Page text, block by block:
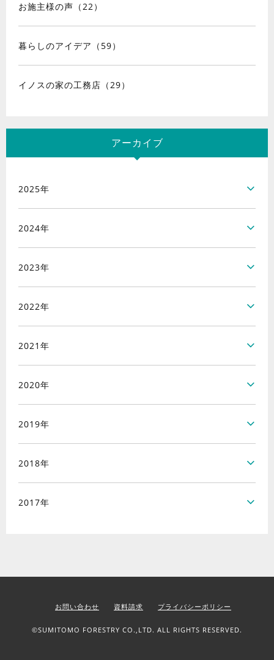
お施主様の声（22）
暮らしのアイデア（59）
イノスの家の工務店（29）
アーカイブ
2025年
2024年
2023年
2022年
2021年
2020年
2019年
2018年
2017年
お問い合わせ 資料請求 プライバシーポリシー
©SUMITOMO FORESTRY CO.,LTD. ALL RIGHTS RESERVED.